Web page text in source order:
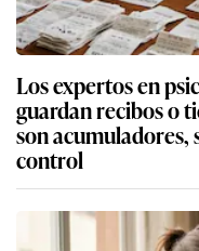
Los expertos en
guardan recibos o
son acumuladores,
control